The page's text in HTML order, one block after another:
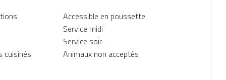
cuisinés
Accessible en poussette
Service midi
Service soir
Animaux non acceptés